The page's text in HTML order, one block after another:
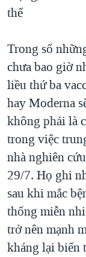
thể
Trong số
chưa bao giờ
liều thứ ba
hay Moderna
không phải là
trong việc
nhà nghiên
29/7. Họ ghi
sau khi mắc
thống miễn
trở nên mạnh
kháng lại biến